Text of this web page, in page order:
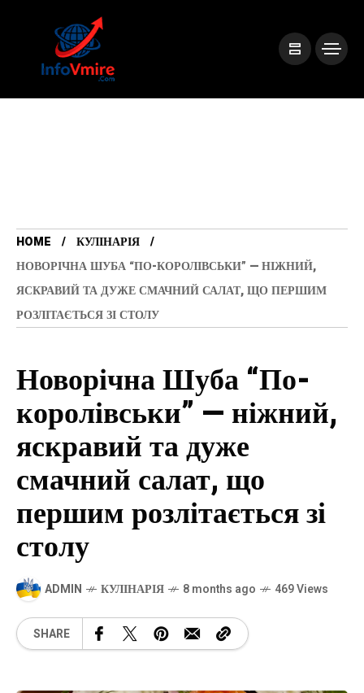
HOME
КУЛІНАРІЯ
НОВОРІЧНА ШУБА “ПО-КОРОЛІВСЬКИ” — НІЖНИЙ,
ЯСКРАВИЙ ТА ДУЖЕ СМАЧНИЙ САЛАТ, ЩО ПЕРШИМ
РОЗЛІТАЄТЬСЯ ЗІ СТОЛУ
Новорічна Шуба “По-
королівськи” — ніжний,
яскравий та дуже
смачний салат, що
першим розлітається зі
столу
ADMIN КУЛІНАРІЯ 8 months ago 469 Views
SHARE